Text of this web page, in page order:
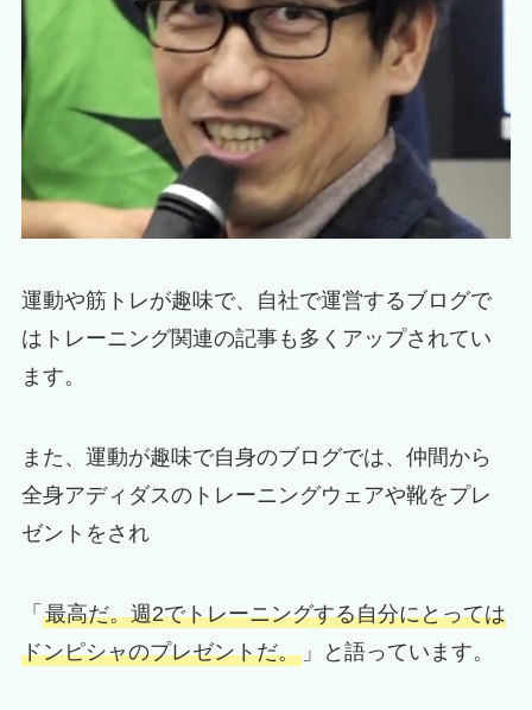
運動や筋トレが趣味で、自社で運営するブログで
はトレーニング関連の記事も多くアップされてい
ます。
また、運動が趣味で自身のブログでは、仲間から
全身アディダスのトレーニングウェアや靴をプレ
ゼントをされ
「 最高だ。週2でトレーニングする自分にとっては
ドンピシャのプレゼントだ。」と語っています。